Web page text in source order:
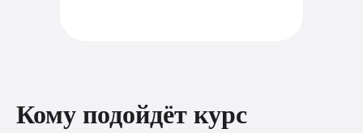
Кому подойдёт курс